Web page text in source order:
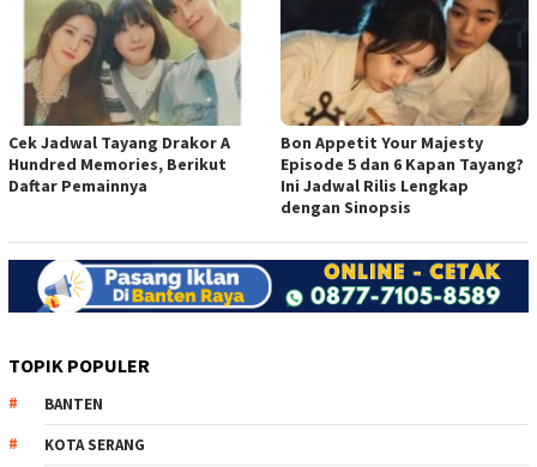
Cek Jadwal Tayang Drakor A
Hundred Memories, Berikut
Daftar Pemainnya
Bon Appetit Your Majesty
Episode 5 dan 6 Kapan Tayang?
Ini Jadwal Rilis Lengkap
dengan Sinopsis
TOPIK POPULER
BANTEN
KOTA SERANG